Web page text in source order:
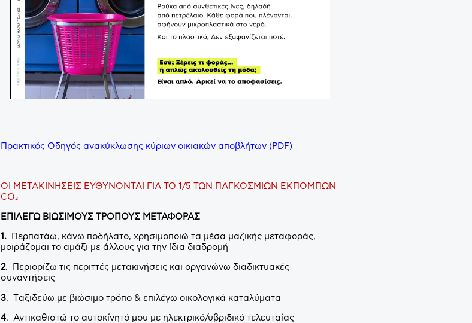
Πρακτικός Οδηγός ανακύκλωσης κύριων οικιακών αποβλήτων (PDF)
ΟΙ ΜΕΤΑΚΙΝΗΣΕΙΣ ΕΥΘΥΝΟΝΤΑΙ ΓΙΑ ΤΟ 1/5 ΤΩΝ ΠΑΓΚΟΣΜΙΩΝ ΕΚΠΟΜΠΩΝ
CO₂
ΕΠΙΛΕΓΩ ΒΙΩΣΙΜΟΥΣ ΤΡΟΠΟΥΣ ΜΕΤΑΦΟΡΑΣ
1.
Περπατάω, κάνω ποδήλατο, χρησιμοποιώ τα μέσα μαζικής μεταφοράς,
μοιράζομαι το αμάξι με άλλους για την ίδια διαδρομή
2. Περιορίζω τις περιττές μετακινήσεις και οργανώνω διαδικτυακές
συναντήσεις
3. Tαξιδεύω με βιώσιμο τρόπο & επιλέγω οικολογικά καταλύματα
4. Αντικαθιστώ το αυτοκίνητό μου με ηλεκτρικό/υβριδικό τελευταίας